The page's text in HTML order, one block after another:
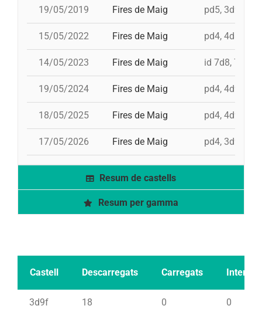
19/05/2019 Fires de Maig pd5, 3d9f, id
15/05/2022 Fires de Maig pd4, 4d8a,
14/05/2023 Fires de Maig id 7d8, 7d8,
19/05/2024 Fires de Maig pd4, 4d9f, id
18/05/2025 Fires de Maig pd4, 4d9fc,
17/05/2026 Fires de Maig pd4, 3d9f,
Resum de castells
Resum per gamma
Castell Descarregats Carregats Intents
3d9f 18 0 0